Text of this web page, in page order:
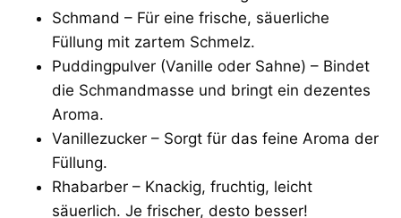
Schmand – Für eine frische, säuerliche
Füllung mit zartem Schmelz.
Puddingpulver (Vanille oder Sahne) – Bindet
die Schmandmasse und bringt ein dezentes
Aroma.
Vanillezucker – Sorgt für das feine Aroma der
Füllung.
Rhabarber – Knackig, fruchtig, leicht
säuerlich. Je frischer, desto besser!